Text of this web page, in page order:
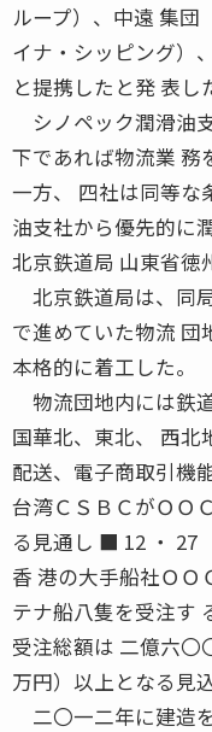
ループ）、中遠 集団
イナ・シッピング）
と提携したと発 表し
シノペック潤滑油
下であれば物流業 務
一方、 四社は同等な
油支社から優先的に
北京鉄道局 山東省
北京鉄道局は、同
で進めていた物流 団
本格的に着工した。
物流団地内には鉄
国華北、東北、 西北
配送、電子商取引機
台湾ＣＳＢＣがＯＯ
る見通し ■ 12 ・ 27
香 港の大手船社ＯＯ
テナ船八隻を受注す
受注総額は 二億六〇
万円）以上となる見込
二〇一二年に建造